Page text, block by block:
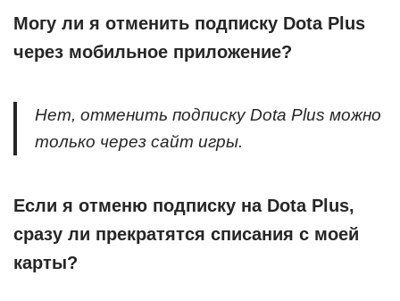
Могу ли я отменить подписку Dota Plus
через мобильное приложение?
Нет, отменить подписку Dota Plus можно
только через сайт игры.
Если я отменю подписку на Dota Plus,
сразу ли прекратятся списания с моей
карты?